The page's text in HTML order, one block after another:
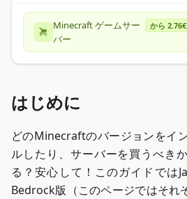
Minecraft ゲームサー
バー
から 2.76€
はじめに
どのMinecraftのバージョンをイ
ルしたり、サーバーを買うべき
る？安心して！このガイドでは
Bedrock版（このページではそれ